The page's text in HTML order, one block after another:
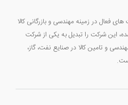
فعال در زمینه مهندسی و بازرگانی کالا
این شرکت را تبدیل به یکی از شرکت
و تامین کالا در صنایع نفت، گاز،